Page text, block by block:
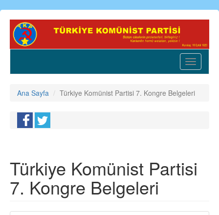
Ana
içeriğe
Toggle
Ana Sayfa Türkiye Komünist Partisi 7. Kongre Belgeleri
Türkiye Komünist Partisi
7. Kongre Belgeleri